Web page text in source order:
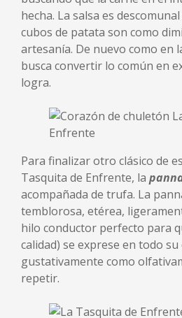
hecha. La salsa es
cubos de patata son como
artesanía. De nuevo como en
busca convertir lo común en
logra.
Para finalizar otro clásico de
Tasquita de Enfrente, la
acompañada de trufa. La
temblorosa, etérea,
hilo conductor perfecto para
calidad) se exprese en todo
gustativamente como
repetir.